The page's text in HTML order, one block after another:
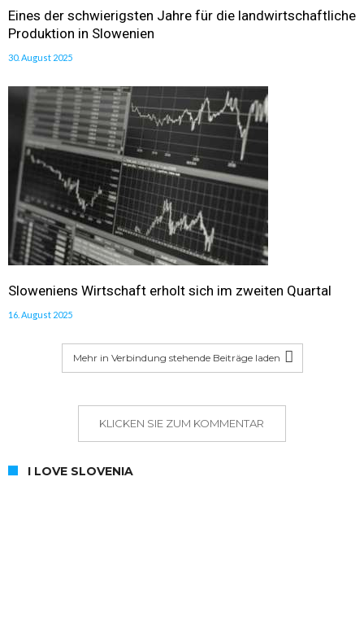
Eines der schwierigsten Jahre für die landwirtschaftliche
Produktion in Slowenien
30. August 2025
Sloweniens Wirtschaft erholt sich im zweiten Quartal
16. August 2025
Mehr in Verbindung stehende Beiträge laden
KLICKEN SIE ZUM KOMMENTAR
I LOVE SLOVENIA